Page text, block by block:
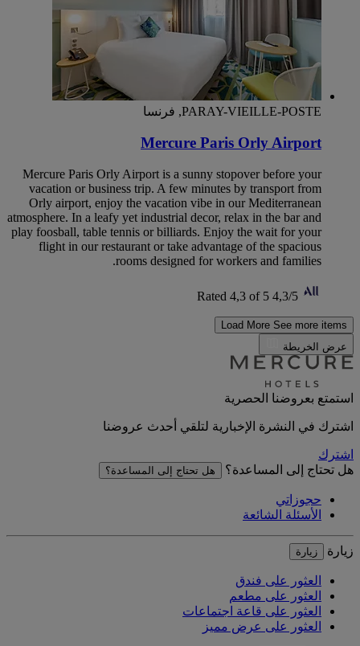
PARAY-VIEILLE-POSTE, فرنسا
Mercure Paris Orly Airport
Mercure Paris Orly Airport is a sunny stopover before your
vacation or business trip. A few minutes by transport from
Orly airport, enjoy the vacation vibe in our Mediterranean
atmosphere. In a leafy yet industrial decor, relax in the bar and
play foosball, table tennis or billiards. Enjoy the wait for your
flight in our restaurant or take advantage of the spacious
rooms designed for workers and families.
4,3/5
Rated 4,3 of 5
Load More See more items
عرض الخريطة
استمتع بعروضنا الحصرية
اشترك في النشرة الإخبارية لتلقي أحدث عروضنا
اشترك
هل تحتاج إلى المساعدة؟
هل تحتاج إلى المساعدة؟
حجوزاتي
الأسئلة الشائعة
زيارة زيارة
العثور على فندق
العثور على مطعم
العثور على قاعة اجتماعات
العثور على عرض مميز